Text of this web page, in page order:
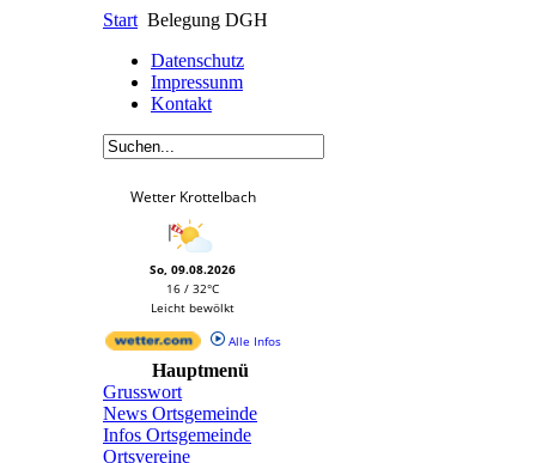
Start Belegung DGH
Datenschutz
Impressunm
Kontakt
Wetter Krottelbach
So, 09.08.2026
16 / 32°C
Leicht bewölkt
Alle Infos
Hauptmenü
Grusswort
News Ortsgemeinde
Infos Ortsgemeinde
Ortsvereine